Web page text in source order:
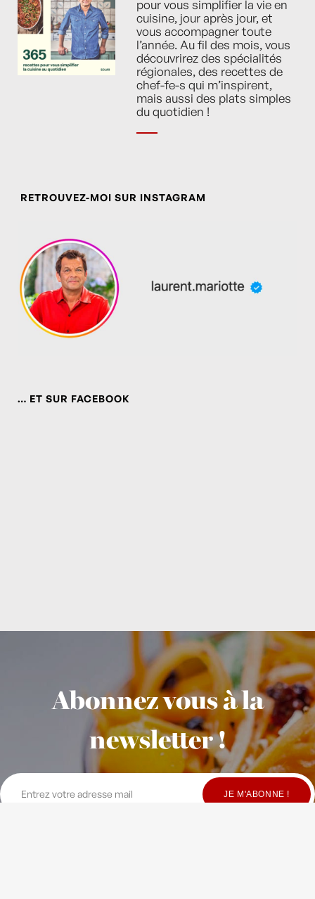
pour vous simplifier la vie en
cuisine, jour après jour, et
vous accompagner toute
l’année. Au fil des mois, vous
découvrirez des spécialités
régionales, des recettes de
chef-fe-s qui m’inspirent,
mais aussi des plats simples
du quotidien !
RETROUVEZ-MOI SUR INSTAGRAM
… ET SUR FACEBOOK
Abonnez vous à la
newsletter !